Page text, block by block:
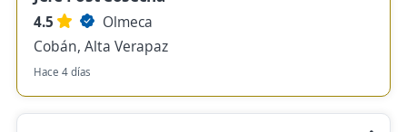
4.5
Olmeca
Cobán, Alta Verapaz
Hace 4 días